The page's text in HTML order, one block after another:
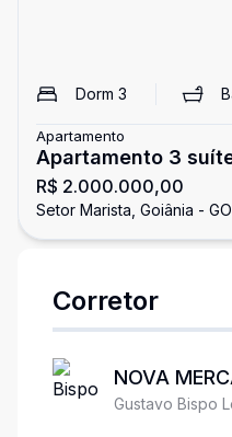
Dorm 3
Apartamento
Apartamento 3
Setor Marista
R$ 2.000.000,00
Setor Marista, Goiânia - GO
Corretor
NOVA
Gustavo Bispo